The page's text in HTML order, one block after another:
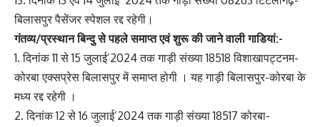
बिलासपुर पैसेंजर स्पेशल रद्द रहेगी।
गंतव्य/प्रस्थान बिन्दु से पहले समाप्त एवं शुरू की जाने वाली गाडियां:-
1. दिनांक 11 से 15 जुलाई’2024 तक गाड़ी संख्या 18518 विशाखापट्टनम-
कोरबा एक्सप्रेस बिलासपुर में समाप्त होगी । यह गाड़ी बिलासपुर-कोरबा के
मध्य रद्द रहेगी ।
2. दिनांक 12 से 16 जुलाई’2024 तक गाड़ी संख्या 18517 कोरबा-